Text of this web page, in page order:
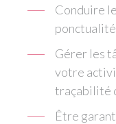
Conduire
ponctualité
Gérer les
votre
traçabilité
Être